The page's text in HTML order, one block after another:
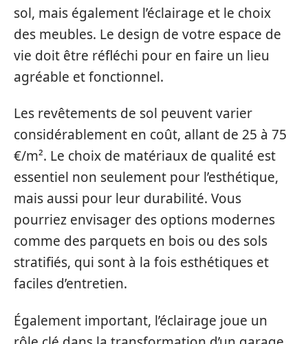
sol, mais également l’éclairage et le choix
des meubles. Le design de votre espace de
vie doit être réfléchi pour en faire un lieu
agréable et fonctionnel.
Les revêtements de sol peuvent varier
considérablement en coût, allant de 25 à 75
€/m². Le choix de matériaux de qualité est
essentiel non seulement pour l’esthétique,
mais aussi pour leur durabilité. Vous
pourriez envisager des options modernes
comme des parquets en bois ou des sols
stratifiés, qui sont à la fois esthétiques et
faciles d’entretien.
Également important, l’éclairage joue un